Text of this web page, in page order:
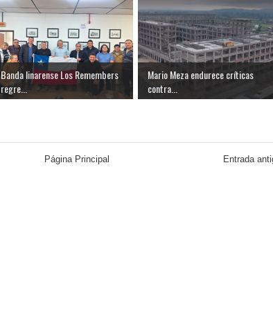
Banda linarense Los Remembers
regre...
Mario Meza endurece críticas
contra...
Entrada
Página Principal